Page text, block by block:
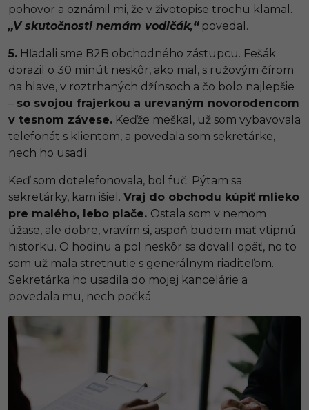
pohovor a oznámil mi, že v životopise trochu klamal.
„V skutočnosti nemám vodičák,“povedal.
5. Hľadali sme B2B obchodného zástupcu. Fešák
dorazil o 30 minút neskôr, ako mal, s ružovým čírom
na hlave, v roztrhaných džínsoch a čo bolo najlepšie
– so svojou frajerkou a urevaným novorodencom
v tesnom závese. Keďže meškal, už som vybavovala
telefonát s klientom, a povedala som sekretárke,
nech ho usadí.
Keď som dotelefonovala, bol fuč. Pýtam sa
sekretárky, kam išiel. Vraj do obchodu kúpiť mlieko
pre malého, lebo plače. Ostala som v nemom
úžase, ale dobre, vravím si, aspoň budem mať vtipnú
historku. O hodinu a pol neskôr sa dovalil opäť, no to
som už mala stretnutie s generálnym riaditeľom.
Sekretárka ho usadila do mojej kancelárie a
povedala mu, nech počká.